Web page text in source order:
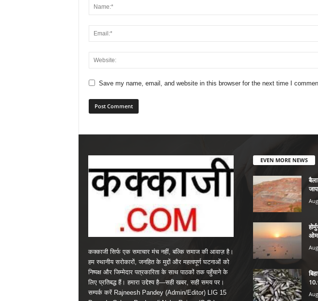
Save my name, email, and website in this browser for the next time I
कक्काजी सिर्फ एक समाचार मंच नहीं, बल्कि समाज की आवाज़ है।
हम स्थानीय सरोकारों, जनहित के मुद्दों और महत्वपूर्ण घटनाओं को
निष्पक्ष और जिम्मेदार पत्रकारिता के साथ पाठकों तक पहुँचाने के
लिए प्रतिबद्ध हैं। हमारा उद्देश्य है—सही खबर, सही समय पर।
सम्पर्क करें Rajneesh Pandey (Admin/Editor) LIG 15
EVEN MORE NEWS